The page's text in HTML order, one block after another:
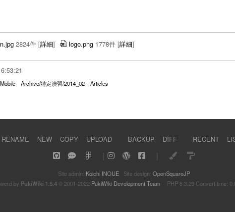
2824件 [詳細] logo.png 1778件 [詳細]
Archive/特定演習/2014_02 Articles
RENAME NEW COPY UPLOAD BACKUP DIFF RECENT
Site admin: Koichi INOUE Site design: OpenSquareJP
by PukiWiki 1.5.4© 2001-2022 PukiWiki Development TeamPHP 8.3.29 Convert time: